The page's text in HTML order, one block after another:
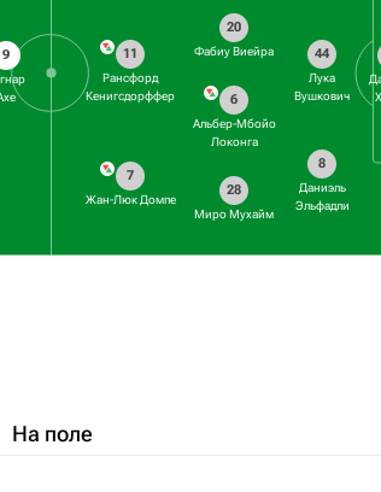
9 44
Лука
Вушкович
8
Даниэль
Эльфадли
20
Фабиу Виейра
6
Альбер-Мбойо
Локонга
28
Миро Мухайм
11
Рансфорд
Кенигсдорффер
7
Жан-Люк Домпе
На поле